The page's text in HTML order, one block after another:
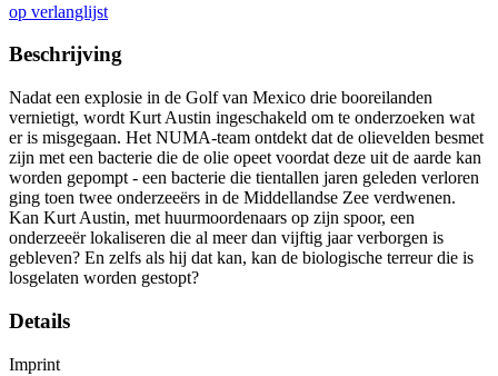
op verlanglijst
Beschrijving
Nadat een explosie in de Golf van Mexico drie booreilanden
vernietigt, wordt Kurt Austin ingeschakeld om te onderzoeken wat
er is misgegaan. Het NUMA-team ontdekt dat de olievelden besmet
zijn met een bacterie die de olie opeet voordat deze uit de aarde kan
worden gepompt - een bacterie die tientallen jaren geleden verloren
ging toen twee onderzeeërs in de Middellandse Zee verdwenen.
Kan Kurt Austin, met huurmoordenaars op zijn spoor, een
onderzeeër lokaliseren die al meer dan vijftig jaar verborgen is
gebleven? En zelfs als hij dat kan, kan de biologische terreur die is
losgelaten worden gestopt?
Details
Imprint